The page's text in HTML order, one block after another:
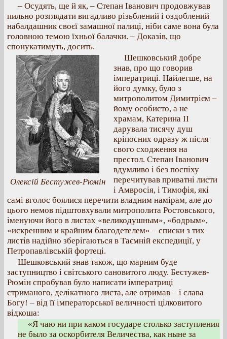
– Осудять, ще й як, – Степан Іванович продовжував
пильно розглядати вигадливо різьблений і оздоблений
набалдашник своєї замашної палиці, ніби саме вона була
головною темою їхньої балачки. – Доказів, що
спонукатимуть, досить.
Олексій Бестужев-Рюмін
Шешковський добре
знав, про що говорив
імператриці. Найлегше, на
його думку, було з
митрополитом Димитрієм –
йому особисто, а не
храмам, Катерина II
дарувала тисячу душ
кріпосних одразу ж після
свого сходження на
престол. Степан Іванович
вдумливо і без поспіху
перечитував приватні листи
і Амвросія, і Тимофія, які
самі вголос боялися перечити владним намірам, але до
цього немов підштовхували митрополита Ростовського,
іменуючи його в листах «великодушным», «бодрым»,
«искренним и крайним благодетелем» – списки з тих
листів надійно зберігаються в Таємній експедиції, у
Петропавлівській фортеці.
Шешковський знав також, що марним буде
заступництво і світського сановитого люду. Бестужев-
Рюмін спробував було написати імператриці
стриманого, делікатного листа, але отримав – і слава
Богу! – від її імператорської величності цілковитого
відкоша:
«Я чаю ни при каком государе столько заступления
не было за оскорбителя Величества, как ныне за